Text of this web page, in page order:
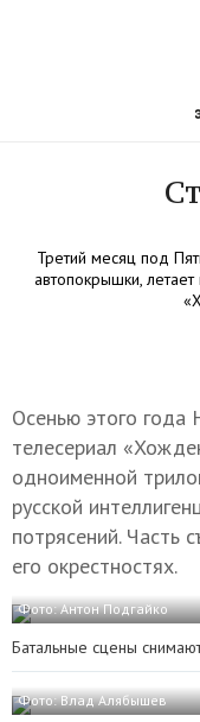
Третий месяц под
автопокрышки,
Осенью этого
телесериал
одноименной
русской
потрясений. Часть
его окрестностях.
Фото: Антон Подгайко
Батальные сцены
Фото: Влад Алябышев